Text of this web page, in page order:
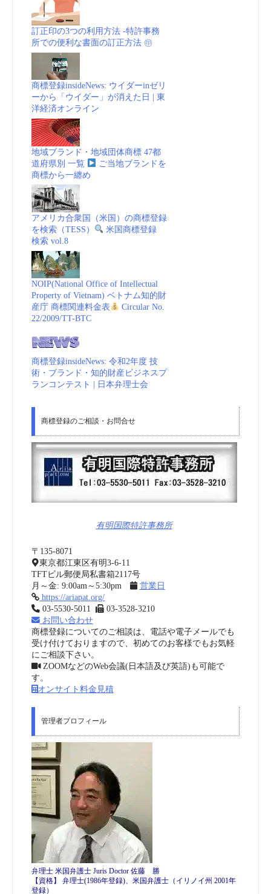
|
Times”
訂正印の3つの利用方法 -特許事務
所での便利な書面の訂正方法 ㊞
商標登録insideNews: ウイダーinゼリ
ーから「ウイダー」が消えた日 | 東
洋経済オンライン
地域ブランド・地域団体商標 47都
道府県別 一覧
ご当地ブランドを
商標から一纏め
アメリカ合衆国（米国）の商標登録
を検索（TESS）
米国商標登録
検索 vol.8
NOIP(National Office of Intellectual
Property of Vietnam) ベトナム知的財
産庁 商標関連料金表
Circular No.
22/2009/TT-BTC
商標登録insideNews: 令和2年度 技
術・ブランド・知的財産ビジネスプ
ランコンテスト | 日本弁理士会
商標登録のご相談・お問合せ
有明国際特許事務所
〒135-8071
東京都江東区有明3-6-11
TFTビル郵便局私書箱2117号
月～金: 9:00am～5:30pm
営業日
https://ariapat.org/
03-5530-5011
03-3528-3210
お問い合わせ
商標登録についてのご相談は、電話や電子メールでも
受け付けておりますので、初めてのお客様でもお気軽
にご相談下さい。
ZOOMなどのWeb会議(日本語及び英語)も可能で
す。
オンサイト料金見積
管理者プロフィール
弁理士 米国弁護士 Juris Doctor 佐藤 勝
【資格】 弁理士(1986年登録)、米国弁護士（イリノイ州 2001年
登録）